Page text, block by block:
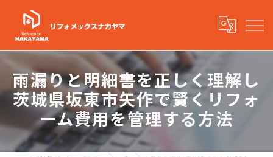
雨漏りと明細書を正しく理解し
茨城県坂東市矢作で賢くリフォ
ーム費用を管理する方法